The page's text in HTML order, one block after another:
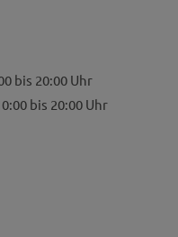
bis 20:00 Uhr
bis 20:00 Uhr